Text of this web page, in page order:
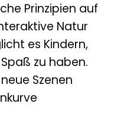
Prinzipien auf
Natur
es Kindern,
zu haben.
Szenen